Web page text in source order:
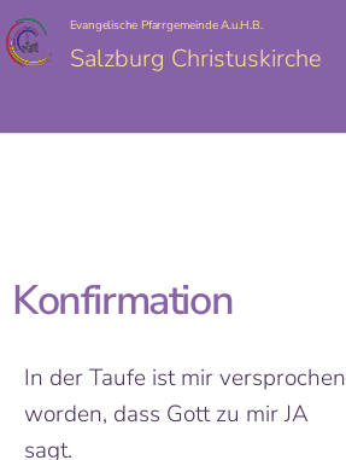
Evangelische Pfarrgemeinde A.u.H.B.
Salzburg Christuskirche
Konfirmation
In der Taufe ist mir versprochen
worden, dass Gott zu mir JA
sagt.